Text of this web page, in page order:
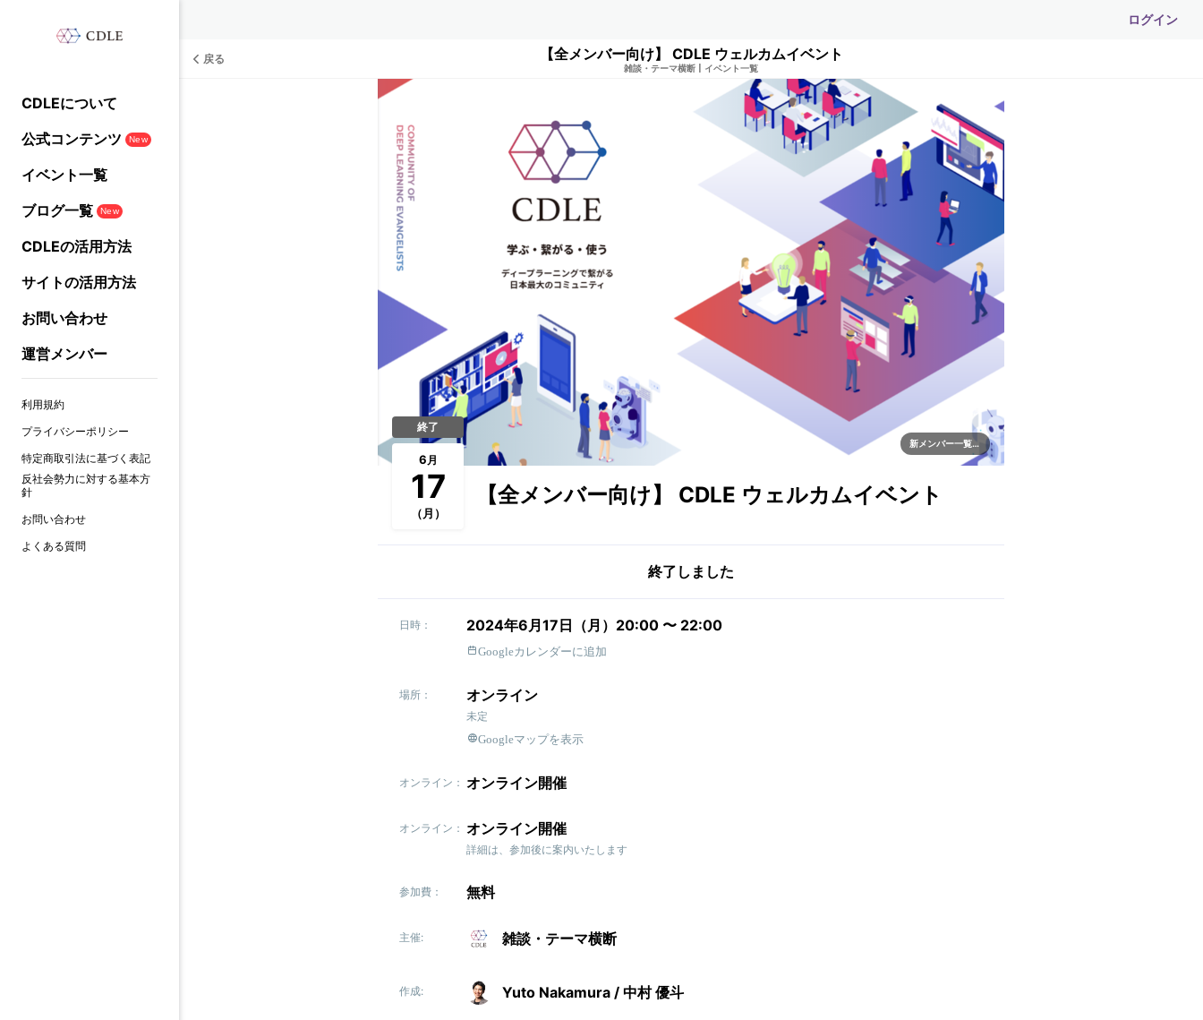
ログイン
CDLEについて
公式コンテンツ
New
イベント一覧
ブログ一覧
New
CDLEの活用方法
サイトの活用方法
お問い合わせ
運営メンバー
利用規約
プライバシーポリシー
特定商取引法に基づく表記
反社会勢力に対する基本方
針
お問い合わせ
よくある質問
戻る 【全メンバー向け】 CDLE ウェルカムイベント
雑談・テーマ横断 イベント一覧
新メンバー一覧歓迎
終了
6月
17
（月）
【全メンバー向け】 CDLE ウェルカムイベント
終了しました
日時： 2024年6月17日（月）20:00 〜 22:00
Googleカレンダーに追加
場所： オンライン
未定
Googleマップを表示
オンライン： オンライン開催
オンライン： オンライン開催
詳細は、参加後に案内いたします
参加費： 無料
主催: 雑談・テーマ横断
作成: Yuto Nakamura / 中村 優斗